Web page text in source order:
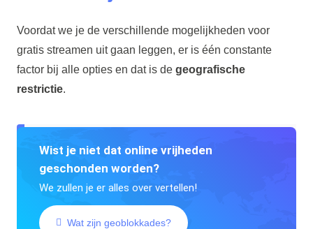
Voordat we je de verschillende mogelijkheden voor
gratis streamen uit gaan leggen, er is één constante
factor bij alle opties en dat is de geografische
restrictie.
Wist je niet dat online vrijheden
geschonden worden?
We zullen je er alles over vertellen!
Wat zijn geoblokkades?